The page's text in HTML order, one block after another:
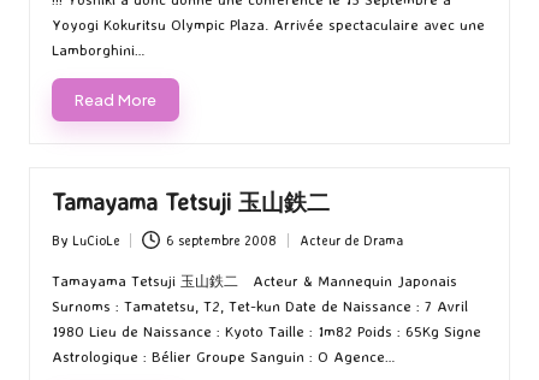
Yoyogi Kokuritsu Olympic Plaza. Arrivée spectaculaire avec une
Lamborghini…
Read More
Tamayama Tetsuji 玉山鉄二
Posted
by
By LuCioLe 6 septembre 2008
Posted
in
Acteur de Drama
Tamayama Tetsuji 玉山鉄二 Acteur & Mannequin Japonais
Surnoms : Tamatetsu, T2, Tet-kun Date de Naissance : 7 Avril
1980 Lieu de Naissance : Kyoto Taille : 1m82 Poids : 65Kg Signe
Astrologique : Bélier Groupe Sanguin : O Agence…